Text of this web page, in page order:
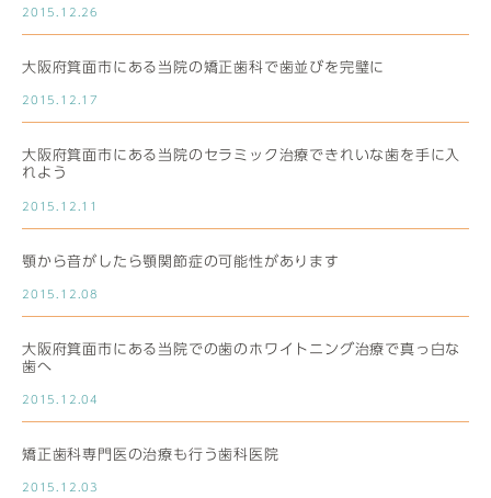
2015.12.26
大阪府箕面市にある当院の矯正歯科で歯並びを完璧に
2015.12.17
大阪府箕面市にある当院のセラミック治療できれいな歯を手に入
れよう
2015.12.11
顎から音がしたら顎関節症の可能性があります
2015.12.08
大阪府箕面市にある当院での歯のホワイトニング治療で真っ白な
歯へ
2015.12.04
矯正歯科専門医の治療も行う歯科医院
2015.12.03